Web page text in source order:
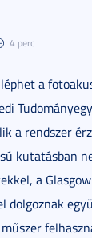
4 perc
a
a rendszer
kutatásban
a
dolgoznak